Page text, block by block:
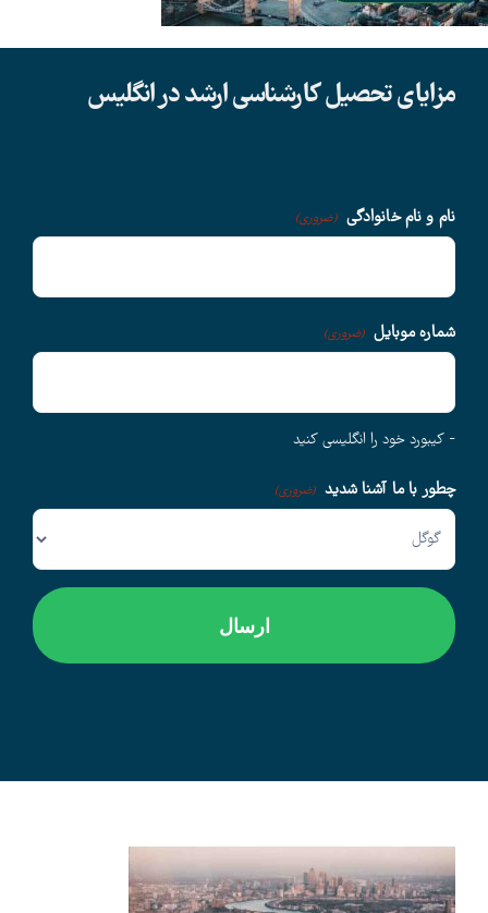
سوالات متداول
اخبار
مزایای تحصیل کارشناسی ارشد در انگلیس
نام و نام خانوادگی (ضروری)
شماره موبایل (ضروری)
- کیبورد خود را انگلیسی کنید
چطور با ما آشنا شدید (ضروری)